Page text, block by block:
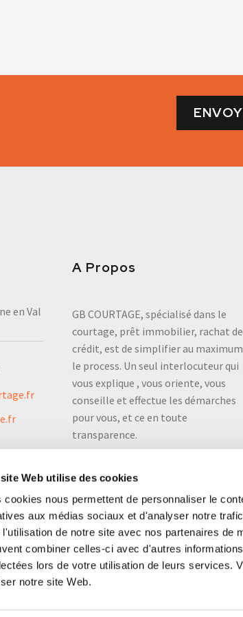
Web utilise des cookies
cookies nous permettent de personnaliser le
aux médias sociaux et d'analyser notre
l'utilisation de notre site avec nos partenaires de
combiner celles-ci avec d'autres
lors de votre utilisation de leurs services.
notre site Web.
en Val
A Propos
GB COURTAGE, spécialisé dans le
courtage, prêt immobilier, rachat de
crédit, est de simplifier au maximum
le process. Un seul interlocuteur qui
vous explique , vous oriente, vous
conseille et effectue les démarches
pour vous, et ce en toute
transparence.